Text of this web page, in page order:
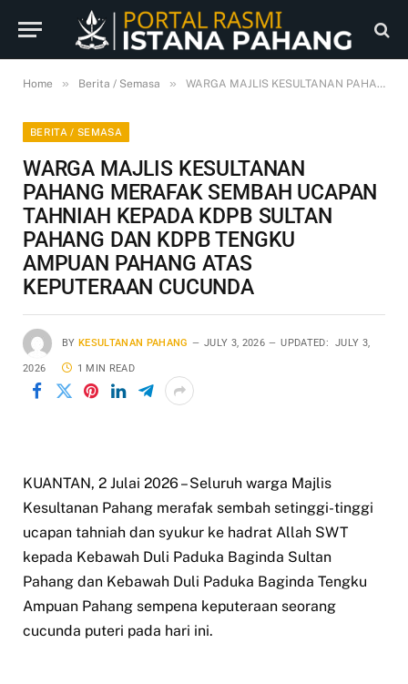
Home » Berita / Semasa » WARGA MAJLIS KESULTANAN PAHANG MERAFAK SEMBAH UCAPAN TAHNIAH KEPADA KDPB SULTAN PAHANG DAN KDPB TENGKU AMPUAN PAHANG ATAS KEPUTERAAN CUCUNDA
BERITA / SEMASA
WARGA MAJLIS KESULTANAN
PAHANG MERAFAK SEMBAH UCAPAN
TAHNIAH KEPADA KDPB SULTAN
PAHANG DAN KDPB TENGKU
AMPUAN PAHANG ATAS
KEPUTERAAN CUCUNDA
BY KESULTANAN PAHANG JULY 3, 2026 UPDATED: JULY 3,
2026 1 MIN READ
KUANTAN, 2 Julai 2026 – Seluruh warga Majlis
Kesultanan Pahang merafak sembah setinggi-tinggi
ucapan tahniah dan syukur ke hadrat Allah SWT
kepada Kebawah Duli Paduka Baginda Sultan
Pahang dan Kebawah Duli Paduka Baginda Tengku
Ampuan Pahang sempena keputeraan seorang
cucunda puteri pada hari ini.